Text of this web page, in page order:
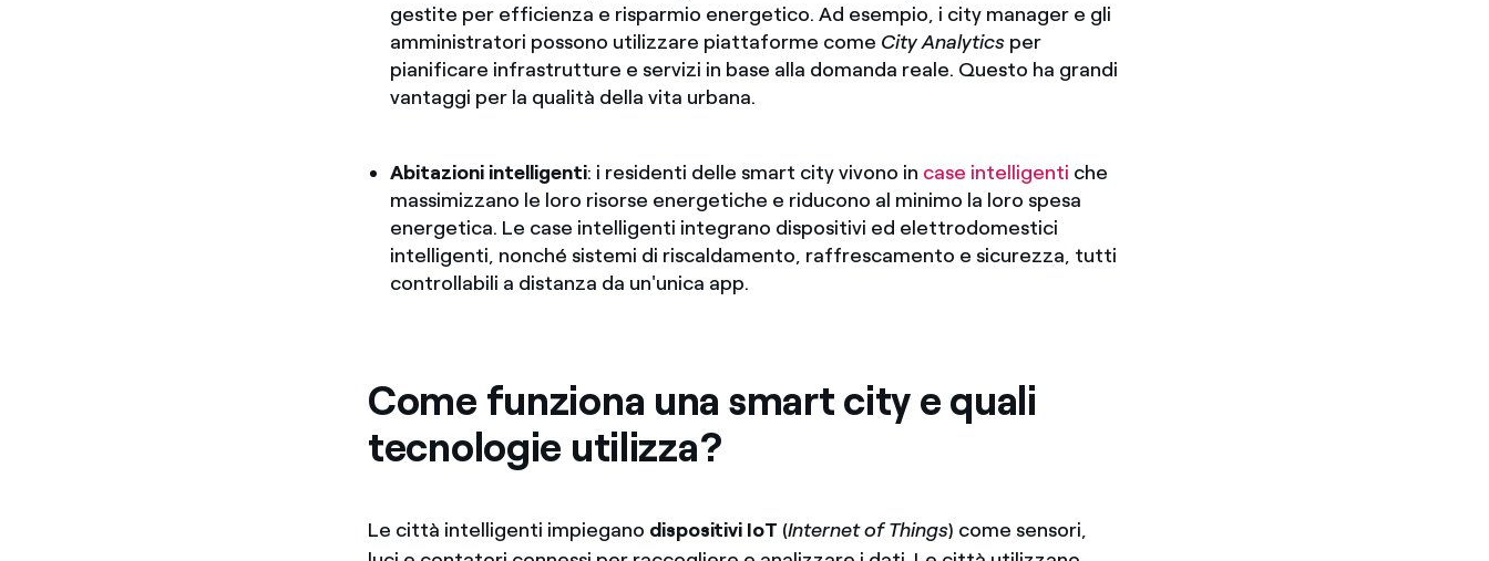
gestite per efficienza e risparmio energetico. Ad esempio, i city manager e gli
amministratori possono utilizzare piattaforme come City Analytics per
pianificare infrastrutture e servizi in base alla domanda reale. Questo ha grandi
vantaggi per la qualità della vita urbana.
Abitazioni intelligenti: i residenti delle smart city vivono in case intelligenti che
massimizzano le loro risorse energetiche e riducono al minimo la loro spesa
energetica. Le case intelligenti integrano dispositivi ed elettrodomestici
intelligenti, nonché sistemi di riscaldamento, raffrescamento e sicurezza, tutti
controllabili a distanza da un'unica app.
Come funziona una smart city e quali
tecnologie utilizza?
Le città intelligenti impiegano dispositivi IoT (Internet of Things) come sensori,